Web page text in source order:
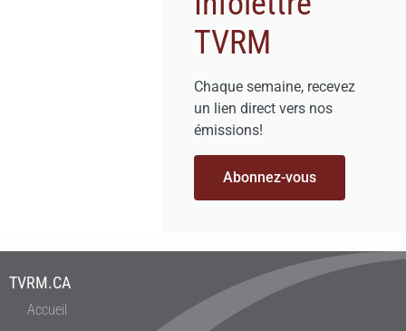
TVRM
Chaque semaine, recevez
un lien direct vers nos
émissions!
Abonnez-vous
TVRM.CA
Accueil